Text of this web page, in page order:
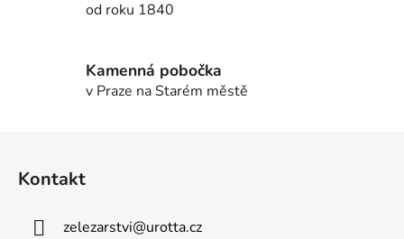
ý
p
i
od roku 1840
Kamenná pobočka
v Praze na Starém městě
Kontakt
zelezarstvi@urotta.cz